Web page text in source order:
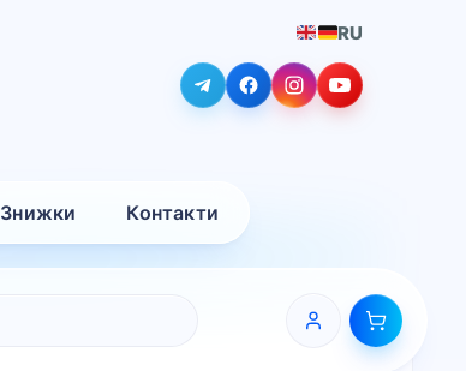
Знижки Контакти
RU